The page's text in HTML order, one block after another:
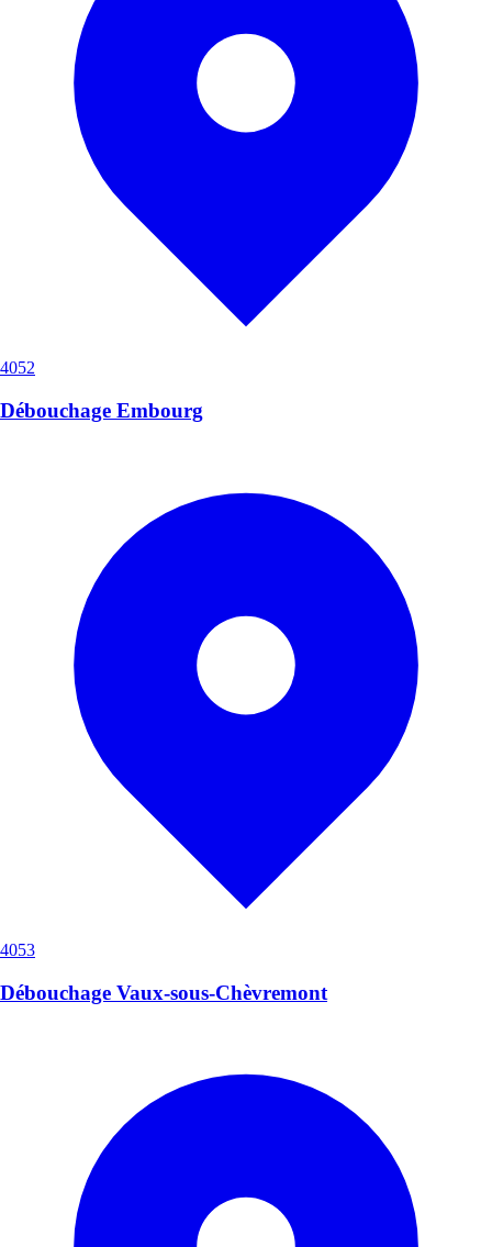
4052
Débouchage Embourg
4053
Débouchage Vaux-sous-Chèvremont